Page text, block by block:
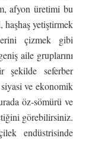
afyon üretimi bu
yetiştirmek
çizmek gibi
aile gruplarını
şekilde seferber
ve ekonomik
öz-sömürü ve
görebilirsiniz.
endüstrisinde